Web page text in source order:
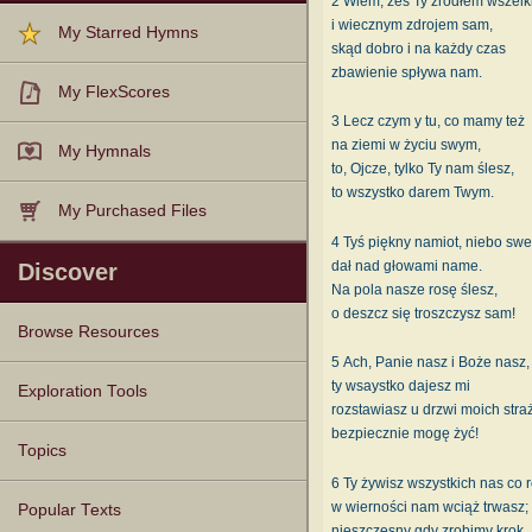
My Starred Hymns
My FlexScores
My Hymnals
My Purchased Files
Discover
Browse Resources
Texts
Tunes
Instances
People
Hymnals
Exploration Tools
Topics
Popular Texts
i wiecznym zdrojem sam,
skąd dobro i na każdy czas
zbawienie spływa nam.
3 Lecz czym y tu, co mamy też
na ziemi w życiu swym,
to, Ojcze, tylko Ty nam ślesz,
to wszystko darem Twym.
4 Tyś piękny namiot, niebo
dał nad głowami name.
Na pola nasze rosę ślesz,
o deszcz się troszczysz sam!
5 Ach, Panie nasz i Boże nasz,
ty wsaystko dajesz mi
rozstawiasz u drzwi moich
bezpiecznie mogę żyć!
6 Ty żywisz wszystkich nas co
w wierności nam wciąż trwasz;